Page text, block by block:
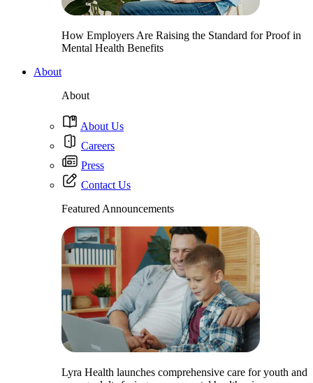
How Employers Are Raising the Standard for Proof in
Mental Health Benefits
About
About
About Us
Careers
Press
Contact Us
Featured Announcements
Lyra Health launches comprehensive care for youth and